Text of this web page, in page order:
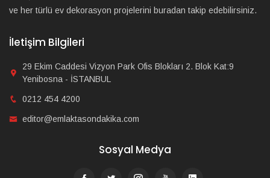
ve her türlü ev dekorasyon projelerini buradan takip edebilirsiniz.
İletişim Bilgileri
29 Ekim Caddesi Vizyon Park Ofis Blokları 2. Blok Kat:9
Yenibosna - İSTANBUL
0212 454 4200
editor@emlaktasondakika.com
Sosyal Medya